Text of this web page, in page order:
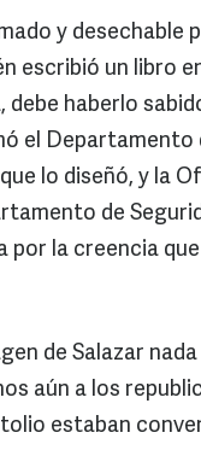
y desechable
escribió un libro
haberlo
el Departamento
lo diseñó, y la
de
por la creencia
de Salazar
aún a los
estaban